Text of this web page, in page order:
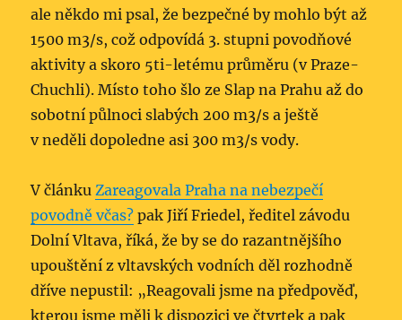
ale někdo mi psal, že bezpečné by mohlo být až
1500 m3/s, což odpovídá 3. stupni povodňové
aktivity a skoro 5ti-letému průměru (v Praze-
Chuchli). Místo toho šlo ze Slap na Prahu až do
sobotní půlnoci slabých 200 m3/s a ještě
v neděli dopoledne asi 300 m3/s vody.
V článku Zareagovala Praha na nebezpečí
povodně včas? pak Jiří Friedel, ředitel závodu
Dolní Vltava, říká, že by se do razantnějšího
upouštění z vltavských vodních děl rozhodně
dříve nepustil: „Reagovali jsme na předpověď,
kterou jsme měli k dispozici ve čtvrtek a pak